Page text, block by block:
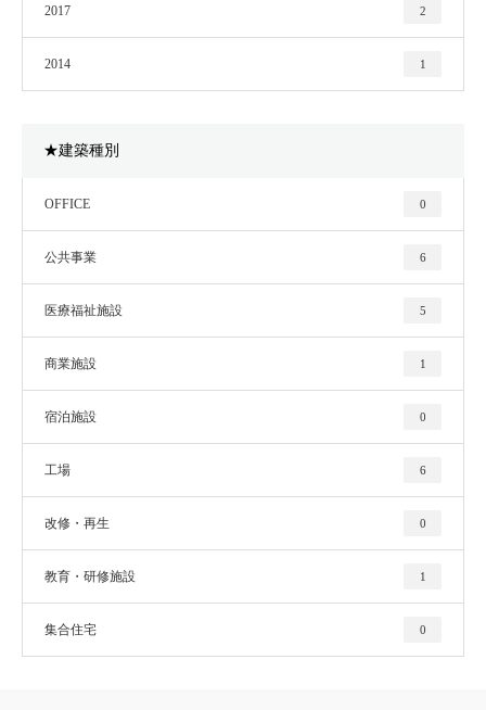
2017 2
2014 1
★建築種別
OFFICE 0
公共事業 6
医療福祉施設 5
商業施設 1
宿泊施設 0
工場 6
改修・再生 0
教育・研修施設 1
集合住宅 0